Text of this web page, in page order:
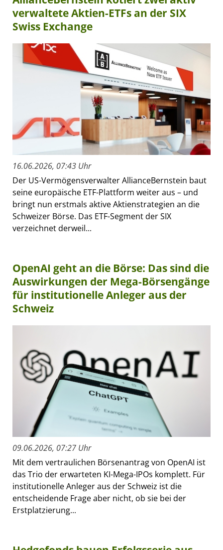
verwaltete Aktien-ETFs an der SIX
Swiss Exchange
16.06.2026, 07:43 Uhr
Der US-Vermögensverwalter AllianceBernstein baut
seine europäische ETF-Plattform weiter aus – und
bringt nun erstmals aktive Aktienstrategien an die
Schweizer Börse. Das ETF-Segment der SIX
verzeichnet derweil...
OpenAI geht an die Börse: Das sind die
Auswirkungen der Mega-Börsengänge
für institutionelle Anleger aus der
Schweiz
09.06.2026, 07:27 Uhr
Mit dem vertraulichen Börsenantrag von OpenAI ist
das Trio der erwarteten KI-Mega-IPOs komplett. Für
institutionelle Anleger aus der Schweiz ist die
entscheidende Frage aber nicht, ob sie bei der
Erstplatzierung...